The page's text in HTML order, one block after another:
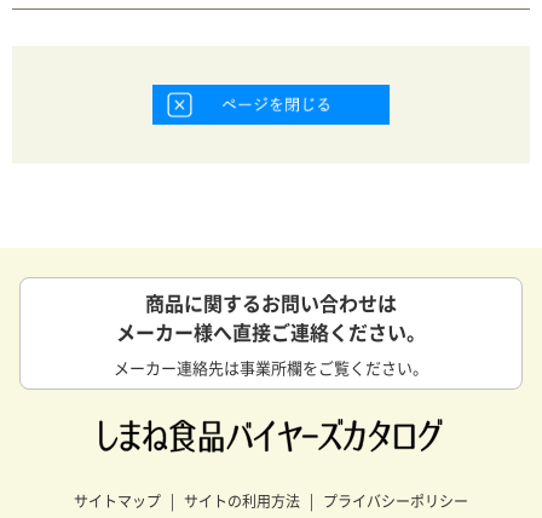
商品に関するお問い合わせは
メーカー様へ直接ご連絡ください。
メーカー連絡先は事業所欄をご覧ください。
サイトマップ サイトの利用方法 プライバシーポリシー